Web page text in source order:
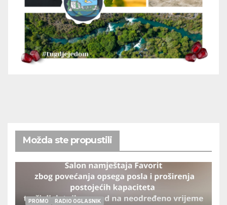
Možda ste propustili
PROMO RADIO OGLASNIK